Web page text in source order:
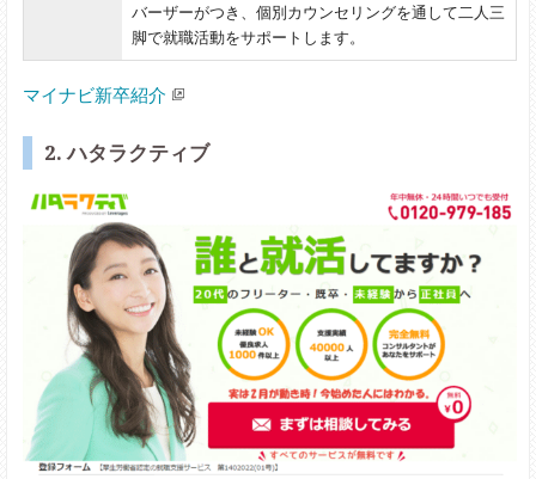
バーザーがつき、個別カウンセリングを通して二人三
脚で就職活動をサポートします。
マイナビ新卒紹介
2. ハタラクティブ